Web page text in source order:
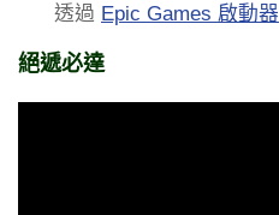
透過 Epic Games 啟動器
絕遞必達